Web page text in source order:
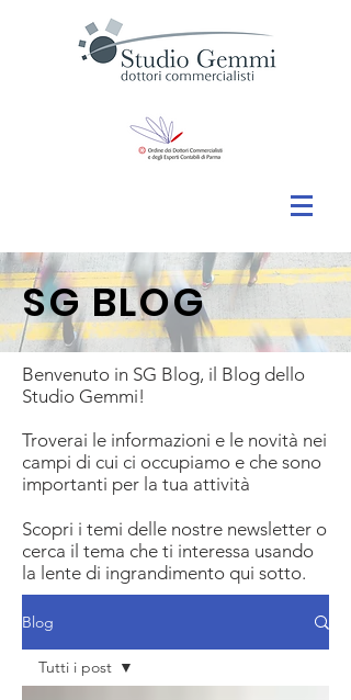
SG BLOG
Benvenuto in SG Blog, il Blog dello
Studio Gemmi!
Troverai le informazioni e le novità nei
campi di cui ci occupiamo e che sono
importanti per la tua attività
Scopri i temi delle nostre newsletter o
cerca il tema che ti interessa usando
la lente di ingrandimento qui sotto.
Blog
Tutti i post